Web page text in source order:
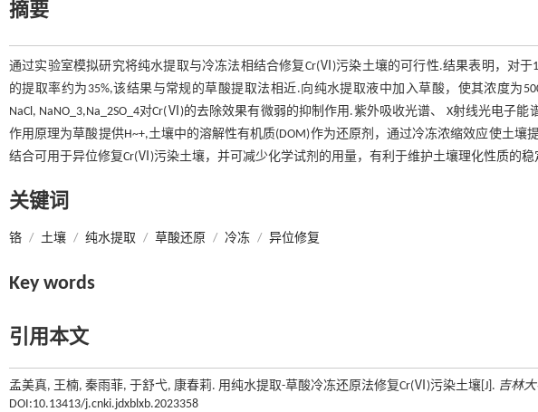
摘要
通过实验室模拟研究将纯水提取与冷冻法相结合修复Cr(Ⅵ)污染土壤的可行性.结果表明，对于
的提取率约为35%,该结果与常规的草酸提取法相近.向纯水提取液中加入草酸，使其浓度为
NaCl, NaNO_3,Na_2SO_4对Cr(Ⅵ)的去除效果有微弱的抑制作用.紫外吸收光谱、 X射线光电子
作用原理为草酸提供H~+,土壤中的溶解性有机质(DOM)作为还原剂，通过冷冻浓缩效应使土
结合可用于异位修复Cr(Ⅵ)污染土壤，并可减少化学试剂的用量，有利于维护土壤理化性质的稳
关键词
铬 / 土壤 / 纯水提取 / 草酸还原 / 冷冻 / 异位修复
Key words
引用本文
孟美真, 王楠, 秦雨菲, 于舒弋, 康春莉. 用纯水提取-草酸冷冻还原法修复Cr(Ⅵ)污染土壤[J]. 吉林
DOI:10.13413/j.cnki.jdxblxb.2023358